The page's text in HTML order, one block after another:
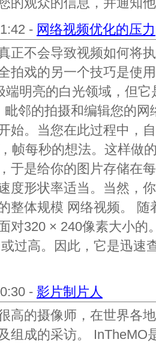
- 网络视频优化的压力
正不会导致视频如何将
拍戏的另一个技巧是使
端明亮的白光领域，但
毗邻的拍摄和编辑您的
始。当您在此过程中，
帧每秒的想法。这样做
于是给你的图片存储在
度形状率适当。当然，
整体规模 网络视频。
对320 × 240像素大小的
过高。因此，它是迅速
- 影片制片人
高的摄像师，在世界各
组成的采访。 InTheMO